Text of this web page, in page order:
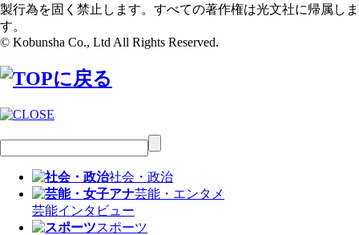
製行為を固く禁止します。すべての著作権は光文社に帰属しま
す。
© Kobunsha Co., Ltd All Rights Reserved.
社会・政治
芸能・エンタメ
芸能インタビュー
スポーツ